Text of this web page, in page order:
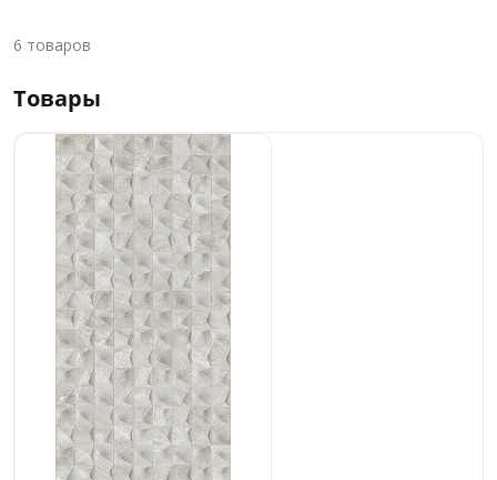
6 товаров
Товары